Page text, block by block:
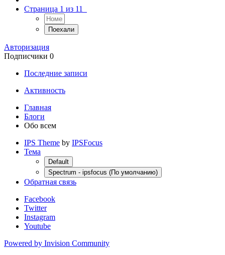
Страница 1 из 11
Авторизация
Подписчики 0
Последние записи
Активность
Главная
Блоги
Обо всем
IPS Theme by IPSFocus
Тема
Default
Spectrum - ipsfocus (По умолчанию)
Обратная связь
Facebook
Twitter
Instagram
Youtube
Powered by Invision Community